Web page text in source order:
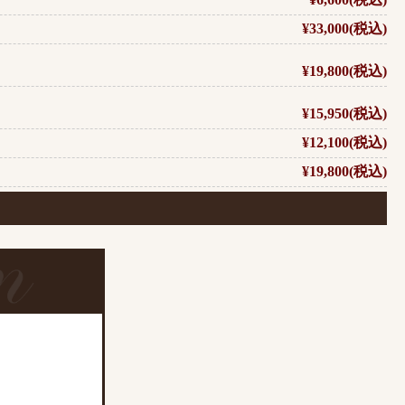
¥33,000(税込)
¥19,800(税込)
¥15,950(税込)
¥12,100(税込)
¥19,800(税込)